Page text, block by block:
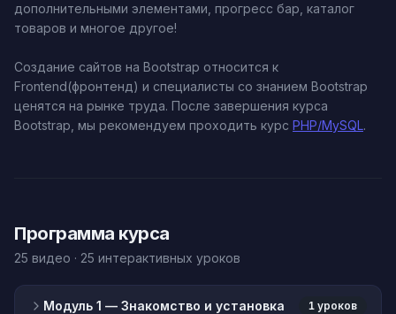
дополнительными элементами, прогресс бар, каталог
товаров и многое другое!
Создание сайтов на Bootstrap относится к
Frontend(фронтенд) и специалисты со знанием Bootstrap
ценятся на рынке труда. После завершения курса
Bootstrap, мы рекомендуем проходить курс PHP/MySQL.
Программа курса
25 видео · 25 интерактивных уроков
Модуль 1 — Знакомство и установка 1 уроков